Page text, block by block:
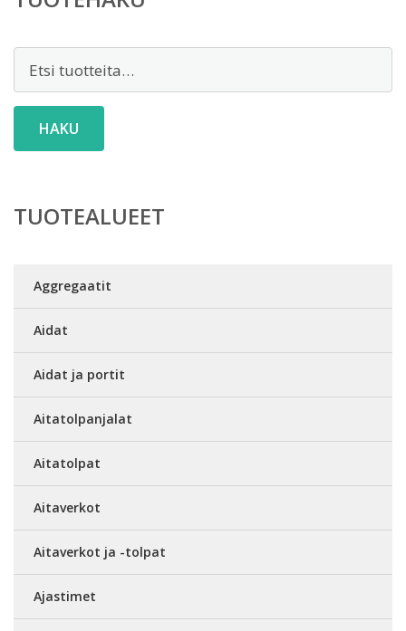
HAKU
TUOTEALUEET
Aggregaatit
Aidat
Aidat ja portit
Aitatolpanjalat
Aitatolpat
Aitaverkot
Aitaverkot ja -tolpat
Ajastimet